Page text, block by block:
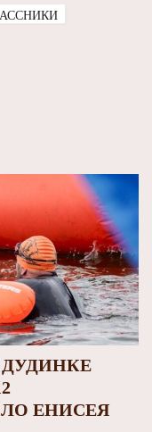
ДУДИНКЕ
ЕНИСЕЯ